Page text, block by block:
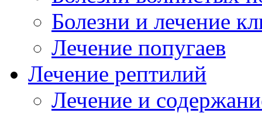
Болезни и лечение
Лечение попугаев
Лечение рептилий
Лечение и